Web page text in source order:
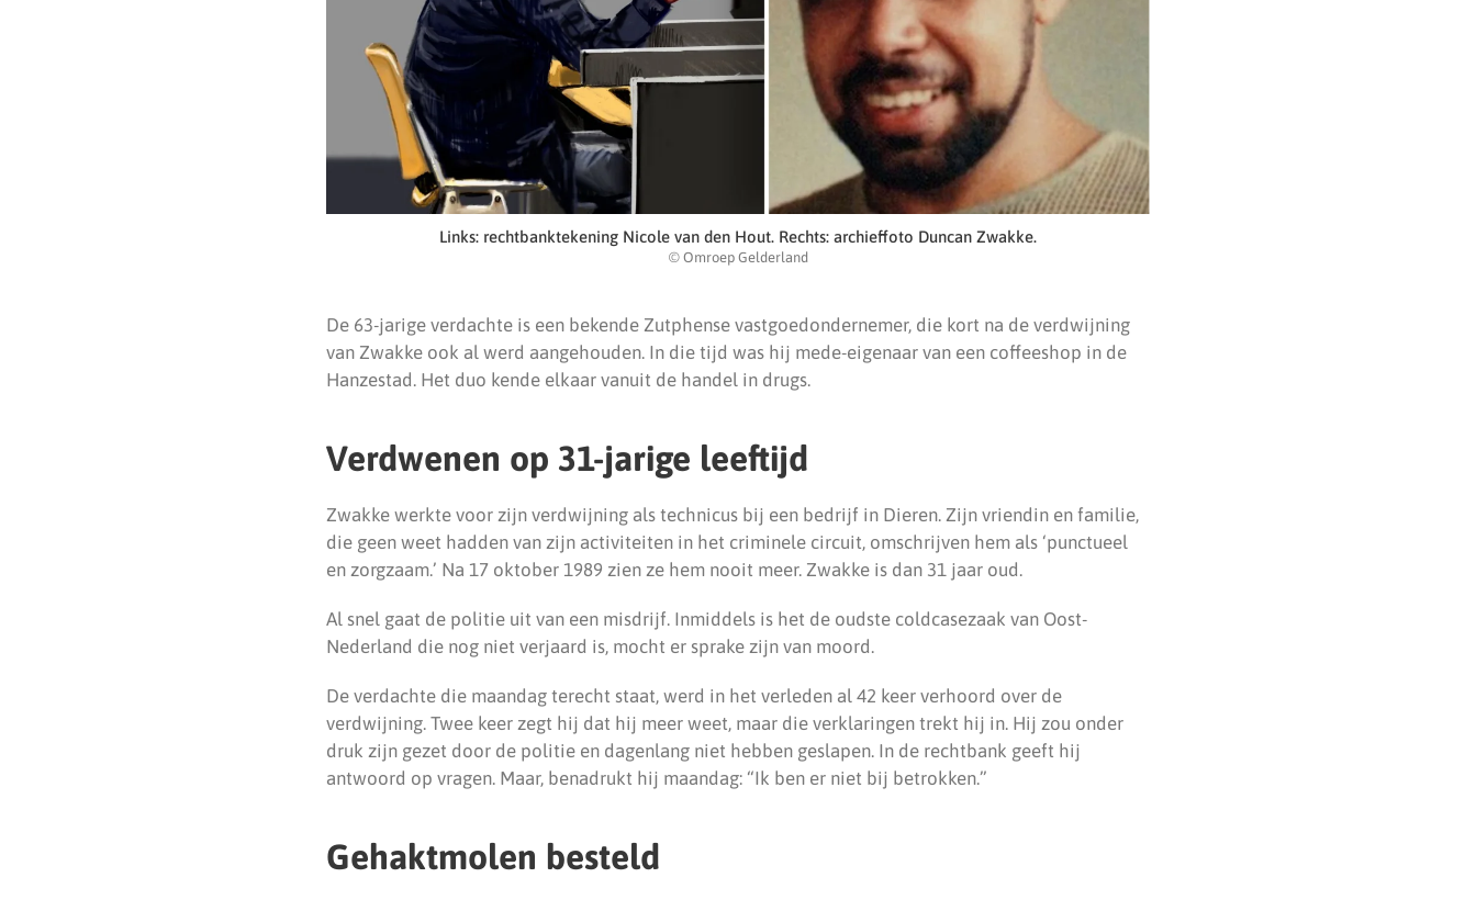
Links: rechtbanktekening Nicole van den Hout. Rechts: archieffoto Duncan Zwakke.
© Omroep Gelderland
De 63-jarige verdachte is een bekende Zutphense vastgoedondernemer, die kort na de verdwijning
van Zwakke ook al werd aangehouden. In die tijd was hij mede-eigenaar van een coffeeshop in de
Hanzestad. Het duo kende elkaar vanuit de handel in drugs.
Verdwenen op 31-jarige leeftijd
Zwakke werkte voor zijn verdwijning als technicus bij een bedrijf in Dieren. Zijn vriendin en familie,
die geen weet hadden van zijn activiteiten in het criminele circuit, omschrijven hem als ‘punctueel
en zorgzaam.’ Na 17 oktober 1989 zien ze hem nooit meer. Zwakke is dan 31 jaar oud.
Al snel gaat de politie uit van een misdrijf. Inmiddels is het de oudste coldcasezaak van Oost-
Nederland die nog niet verjaard is, mocht er sprake zijn van moord.
De verdachte die maandag terecht staat, werd in het verleden al 42 keer verhoord over de
verdwijning. Twee keer zegt hij dat hij meer weet, maar die verklaringen trekt hij in. Hij zou onder
druk zijn gezet door de politie en dagenlang niet hebben geslapen. In de rechtbank geeft hij
antwoord op vragen. Maar, benadrukt hij maandag: “Ik ben er niet bij betrokken.”
Gehaktmolen besteld